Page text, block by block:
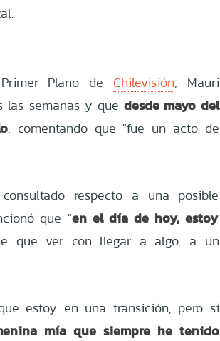
Plano de Chilevisión, Mauri
las semanas y quedesde mayo del
, comentando que "fue un acto de
respecto a una posible
que "en el día de hoy, estoy
que ver con llegar a algo, a un
estoy en una transición, pero sí
mía que siempre he tenido